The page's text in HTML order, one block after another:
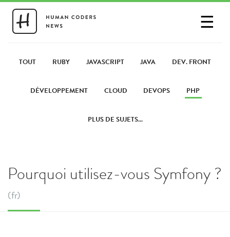
☰
PARTAGER UN LIEN
TOUT RUBY JAVASCRIPT JAVA DEV. FRONT
DÉVELOPPEMENT CLOUD DEVOPS PHP
PLUS DE SUJETS...
Pourquoi utilisez-vous Symfony ?
(fr)